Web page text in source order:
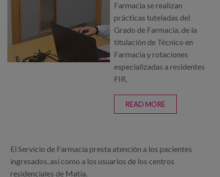
Farmacia se realizan
prácticas tuteladas del
Grado de Farmacia, de la
titulación de Técnico en
Farmacia y rotaciones
especializadas a residentes
FIR.
READ MORE
DOCENCIA Y
El Servicio de Farmacia presta atención a los pacientes
ingresados, así como a los usuarios de los centros
residenciales de Matia.